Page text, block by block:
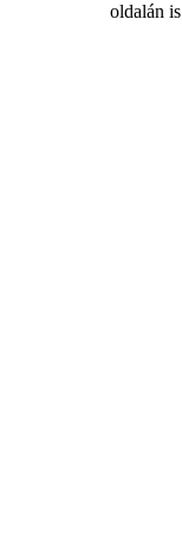
oldalán